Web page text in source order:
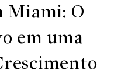
Miami: O
em uma